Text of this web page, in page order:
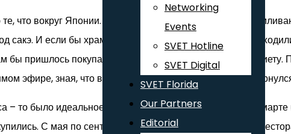
Networking
Events
SVET Hotline
SVET Digital
SVET Florida
Our Partners
Editorial
что вокруг Японии. На лайнере тебя спаивают и
сакэ. И если бы храмы и святилища в этой стране не
бы пришлось покупать новую одежду. Короче, я сел на
эфире, зная, что вы завтракаете. У меня язык не
– то было идеальное время для похудания. В феврале,
С мая по сентябрь – потому что расслабились и